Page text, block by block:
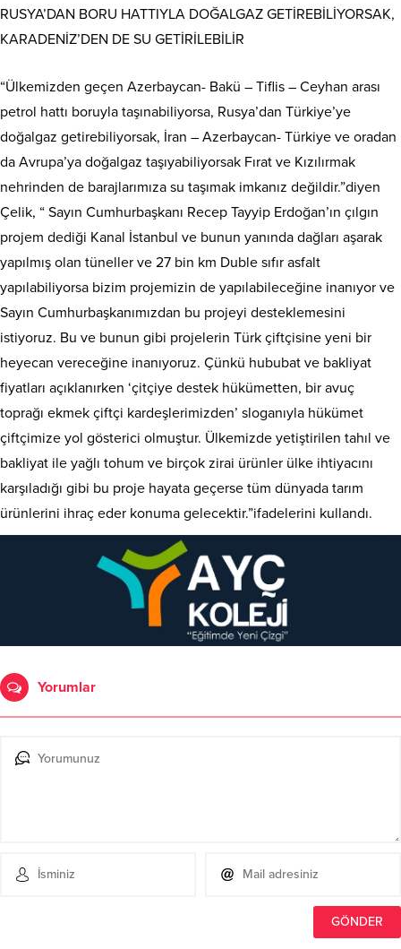
RUSYA’DAN BORU HATTIYLA DOĞALGAZ GETİREBİLİYORSAK,
KARADENİZ’DEN DE SU GETİRİLEBİLİR
“Ülkemizden geçen Azerbaycan- Bakü – Tiflis – Ceyhan arası
petrol hattı boruyla taşınabiliyorsa, Rusya’dan Türkiye’ye
doğalgaz getirebiliyorsak, İran – Azerbaycan- Türkiye ve oradan
da Avrupa’ya doğalgaz taşıyabiliyorsak Fırat ve Kızılırmak
nehrinden de barajlarımıza su taşımak imkanız değildir.”diyen
Çelik, “ Sayın Cumhurbaşkanı Recep Tayyip Erdoğan’ın çılgın
projem dediği Kanal İstanbul ve bunun yanında dağları aşarak
yapılmış olan tüneller ve 27 bin km Duble sıfır asfalt
yapılabiliyorsa bizim projemizin de yapılabileceğine inanıyor ve
Sayın Cumhurbaşkanımızdan bu projeyi desteklemesini
istiyoruz. Bu ve bunun gibi projelerin Türk çiftçisine yeni bir
heyecan vereceğine inanıyoruz. Çünkü hububat ve bakliyat
fiyatları açıklanırken ‘çitçiye destek hükümetten, bir avuç
toprağı ekmek çiftçi kardeşlerimizden’ sloganıyla hükümet
çiftçimize yol gösterici olmuştur. Ülkemizde yetiştirilen tahıl ve
bakliyat ile yağlı tohum ve birçok zirai ürünler ülke ihtiyacını
karşıladığı gibi bu proje hayata geçerse tüm dünyada tarım
ürünlerini ihraç eder konuma gelecektir.”ifadelerini kullandı.
Yorumlar